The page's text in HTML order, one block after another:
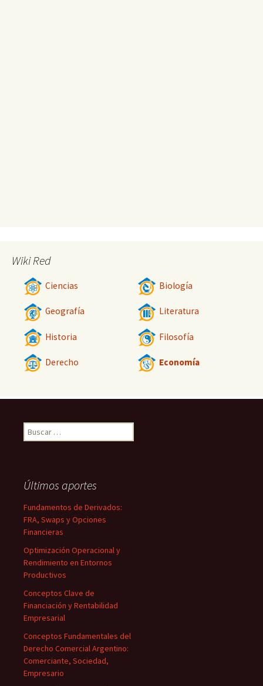
Wiki Red
Ciencias Biología
Geografía Literatura
Historia Filosofía
Derecho Economía
Buscar:
Últimos aportes
Fundamentos de Derivados:
FRA, Swaps y Opciones
Financieras
Optimización Operacional y
Rendimiento en Entornos
Productivos
Conceptos Clave de
Financiación y Rentabilidad
Empresarial
Conceptos Fundamentales del
Derecho Comercial Argentino:
Comerciante, Sociedad,
Empresario